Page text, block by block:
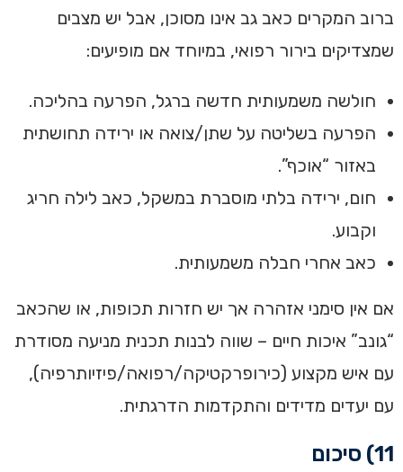
ברוב המקרים כאב גב אינו מסוכן, אבל יש מצבים
שמצדיקים בירור רפואי, במיוחד אם מופיעים:
חולשה משמעותית חדשה ברגל, הפרעה בהליכה.
הפרעה בשליטה על שתן/צואה או ירידה תחושתית
באזור “אוכף”.
חום, ירידה בלתי מוסברת במשקל, כאב לילה חריג
וקבוע.
כאב אחרי חבלה משמעותית.
אם אין סימני אזהרה אך יש חזרות תכופות, או שהכאב
“גונב” איכות חיים – שווה לבנות תכנית מניעה מסודרת
עם איש מקצוע (כירופרקטיקה/רפואה/פיזיותרפיה),
עם יעדים מדידים והתקדמות הדרגתית.
11) סיכום